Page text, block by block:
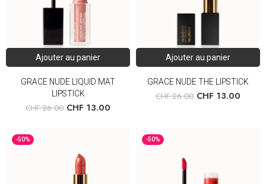
Ajouter au panier
GRACE NUDE LIQUID MAT
LIPSTICK
CHF26.00 CHF 13.00
Ajouter au panier
GRACE NUDE THE LIPSTICK
CHF26.00 CHF 13.00
-50% -50%